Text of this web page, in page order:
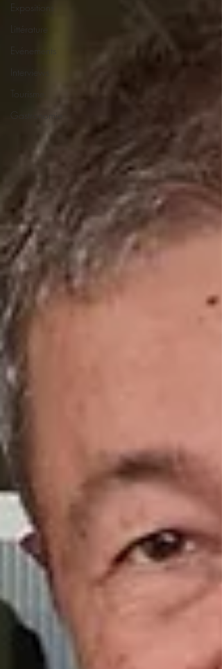
Expositions
Littérature
Evénements
Interviews
Tourisme
Gastronomie